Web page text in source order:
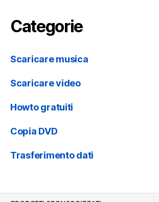
Categorie
Scaricare musica
Scaricare video
Howto gratuiti
Copia DVD
Trasferimento dati